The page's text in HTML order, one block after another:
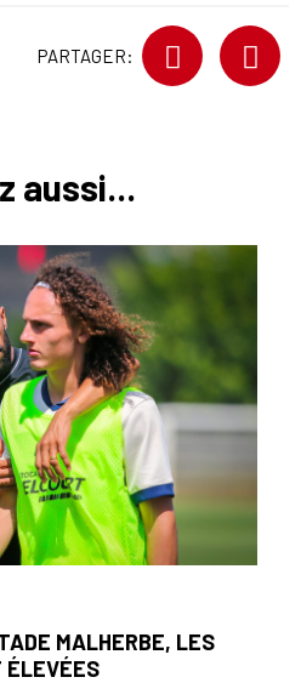
PARTAGER:
aussi...
MALHERBE, LES